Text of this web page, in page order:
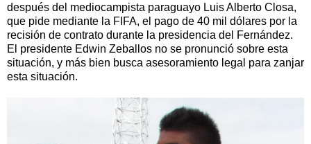
después del mediocampista paraguayo Luis Alberto Closa,
que pide mediante la FIFA, el pago de 40 mil dólares por la
recisión de contrato durante la presidencia del Fernández.
El presidente Edwin Zeballos no se pronunció sobre esta
situación, y más bien busca asesoramiento legal para zanjar
esta situación.